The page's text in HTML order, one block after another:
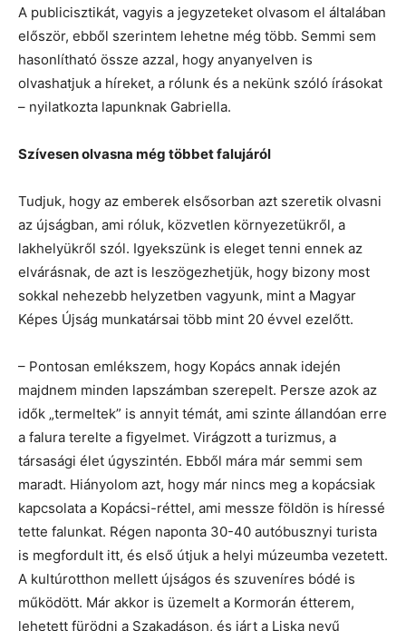
A publicisztikát, vagyis a jegyzeteket olvasom el általában
először, ebből szerintem lehetne még több. Semmi sem
hasonlítható össze azzal, hogy anyanyelven is
olvashatjuk a híreket, a rólunk és a nekünk szóló írásokat
– nyilatkozta lapunknak Gabriella.
Szívesen olvasna még többet falujáról
Tudjuk, hogy az emberek elsősorban azt szeretik olvasni
az újságban, ami róluk, közvetlen környezetükről, a
lakhelyükről szól. Igyekszünk is eleget tenni ennek az
elvárásnak, de azt is leszögezhetjük, hogy bizony most
sokkal nehezebb helyzetben vagyunk, mint a Magyar
Képes Újság munkatársai több mint 20 évvel ezelőtt.
– Pontosan emlékszem, hogy Kopács annak idején
majdnem minden lapszámban szerepelt. Persze azok az
idők „termeltek” is annyit témát, ami szinte állandóan erre
a falura terelte a figyelmet. Virágzott a turizmus, a
társasági élet úgyszintén. Ebből mára már semmi sem
maradt. Hiányolom azt, hogy már nincs meg a kopácsiak
kapcsolata a Kopácsi-réttel, ami messze földön is híressé
tette falunkat. Régen naponta 30-40 autóbusznyi turista
is megfordult itt, és első útjuk a helyi múzeumba vezetett.
A kultúrotthon mellett újságos és szuveníres bódé is
működött. Már akkor is üzemelt a Kormorán étterem,
lehetett fürödni a Szakadáson, és járt a Liska nevű